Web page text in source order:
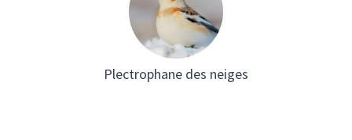
Plectrophane des neiges